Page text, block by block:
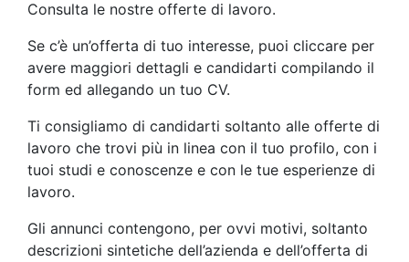
Consulta le nostre offerte di lavoro.
Se c’è un’offerta di tuo interesse, puoi cliccare per
avere maggiori dettagli e candidarti compilando il
form ed allegando un tuo CV.
Ti consigliamo di candidarti soltanto alle offerte di
lavoro che trovi più in linea con il tuo profilo, con i
tuoi studi e conoscenze e con le tue esperienze di
lavoro.
Gli annunci contengono, per ovvi motivi, soltanto
descrizioni sintetiche dell’azienda e dell’offerta di